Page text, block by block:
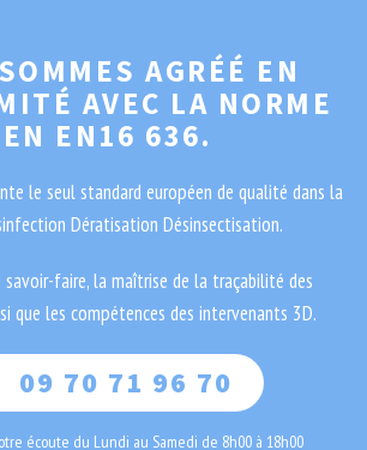
AGRÉÉ EN
AVEC LA NORME
EN16 636.
le seul standard européen de qualité dans la
Dératisation Désinsectisation.
faire, la maîtrise de la traçabilité des
que les compétences des intervenants 3D.
09 70 71 96 70
écoute du Lundi au Samedi de 8h00 à 18h00